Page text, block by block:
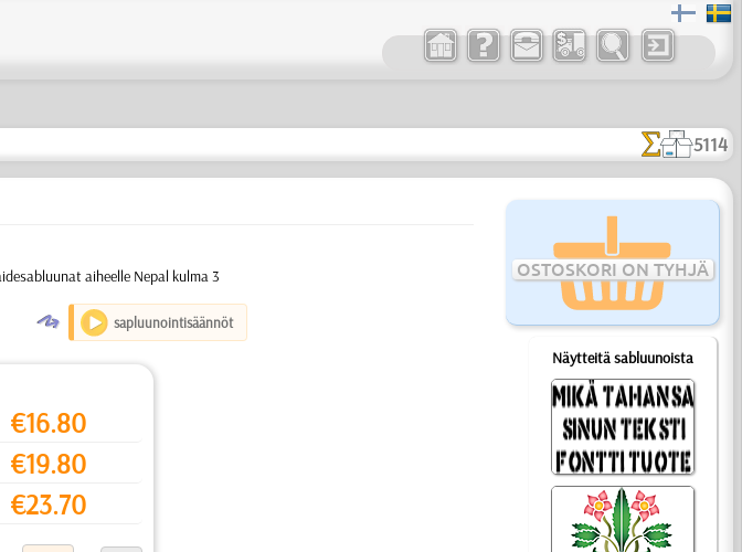
5114
OSTOSKORI ON TYHJÄ
Näytteitä sabluunoista
aiheelle Nepal kulma 3
O sapluunointisäännöt
€16.80
€19.80
€23.70